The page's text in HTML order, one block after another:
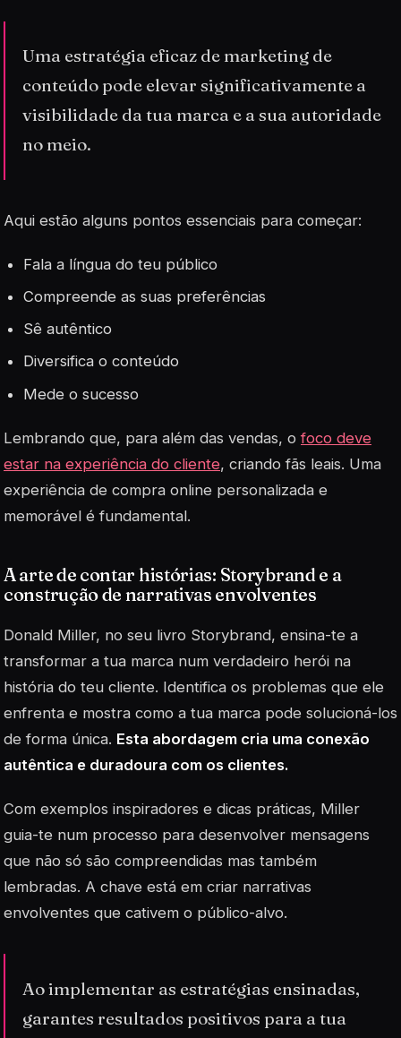
Uma estratégia eficaz de marketing de
conteúdo pode elevar significativamente a
visibilidade da tua marca e a sua autoridade
no meio.
Aqui estão alguns pontos essenciais para começar:
Fala a língua do teu público
Compreende as suas preferências
Sê autêntico
Diversifica o conteúdo
Mede o sucesso
Lembrando que, para além das vendas, ofoco deve
estar na experiência do cliente, criando fãs leais. Uma
experiência de compra online personalizada e
memorável é fundamental.
A arte de contar histórias: Storybrand e a
construção de narrativas envolventes
Donald Miller, no seu livro Storybrand, ensina-te a
transformar a tua marca num verdadeiro herói na
história do teu cliente. Identifica os problemas que ele
enfrenta e mostra como a tua marca pode solucioná-los
de forma única. Esta abordagem cria uma conexão
autêntica e duradoura com os clientes.
Com exemplos inspiradores e dicas práticas, Miller
guia-te num processo para desenvolver mensagens
que não só são compreendidas mas também
lembradas. A chave está em criar narrativas
envolventes que cativem o público-alvo.
Ao implementar as estratégias ensinadas,
garantes resultados positivos para a tua